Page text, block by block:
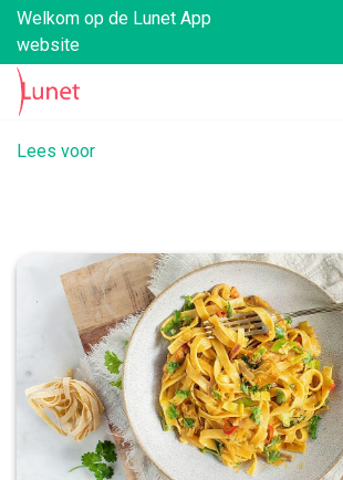
Welkom op de Lunet App
website
Lees voor